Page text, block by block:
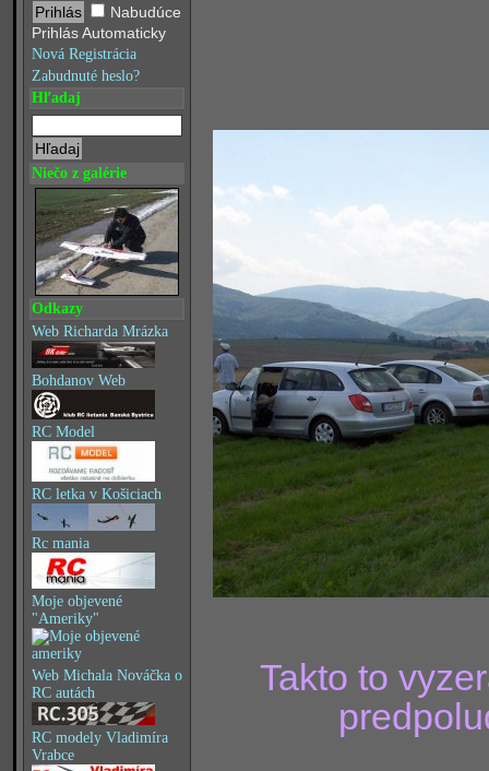
Nabudúce
Prihlás Automaticky
Nová Registrácia
Zabudnuté heslo?
Hľadaj
Niečo z galérie
Odkazy
Web Richarda Mrázka
Bohdanov Web
RC Model
RC letka v Košiciach
Rc mania
Moje objevené
"Ameriky"
Web Michala Nováčka o
RC autách
RC modely Vladimíra
Vrabce
Takto to